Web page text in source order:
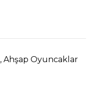
,Ahşap Oyuncaklar